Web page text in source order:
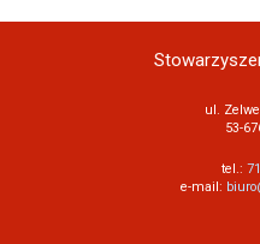
ul.
53-
tel.:
e-mail: